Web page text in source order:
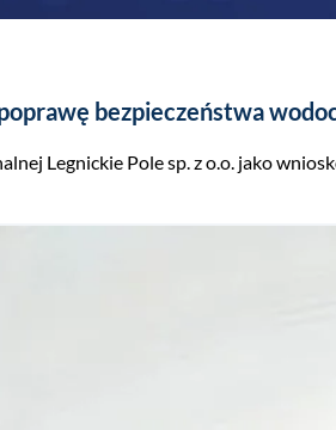
bezpieczeństwa
Legnickie Pole sp. z o.o. jako